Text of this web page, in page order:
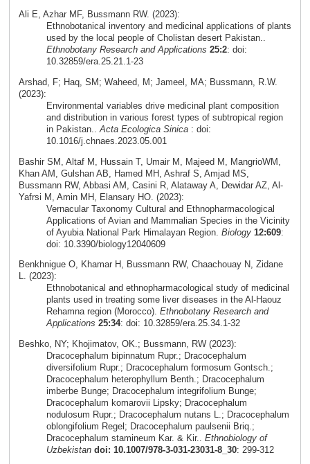
Ali E, Azhar MF, Bussmann RW. (2023):
Ethnobotanical inventory and medicinal applications of plants
used by the local people of Cholistan desert Pakistan..
Ethnobotany Research and Applications 25:2: doi:
10.32859/era.25.21.1-23
Arshad, F; Haq, SM; Waheed, M; Jameel, MA; Bussmann, R.W.
(2023):
Environmental variables drive medicinal plant composition
and distribution in various forest types of subtropical region
in Pakistan.. Acta Ecologica Sinica: doi:
10.1016/j.chnaes.2023.05.001
Bashir SM, Altaf M, Hussain T, Umair M, Majeed M, MangrioWM,
Khan AM, Gulshan AB, Hamed MH, Ashraf S, Amjad MS,
Bussmann RW, Abbasi AM, Casini R, Alataway A, Dewidar AZ, Al-
Yafrsi M, Amin MH, Elansary HO. (2023):
Vernacular Taxonomy Cultural and Ethnopharmacological
Applications of Avian and Mammalian Species in the Vicinity
of Ayubia National Park Himalayan Region. Biology 12:609:
doi: 10.3390/biology12040609
Benkhnigue O, Khamar H, Bussmann RW, Chaachouay N, Zidane
L. (2023):
Ethnobotanical and ethnopharmacological study of medicinal
plants used in treating some liver diseases in the Al-Haouz
Rehamna region (Morocco). Ethnobotany Research and
Applications 25:34: doi: 10.32859/era.25.34.1-32
Beshko, NY; Khojimatov, OK.; Bussmann, RW (2023):
Dracocephalum bipinnatum Rupr.; Dracocephalum
diversifolium Rupr.; Dracocephalum formosum Gontsch.;
Dracocephalum heterophyllum Benth.; Dracocephalum
imberbe Bunge; Dracocephalum integrifolium Bunge;
Dracocephalum komarovii Lipsky; Dracocephalum
nodulosum Rupr.; Dracocephalum nutans L.; Dracocephalum
oblongifolium Regel; Dracocephalum paulsenii Briq.;
Dracocephalum stamineum Kar. & Kir.. Ethnobiology of
Uzbekistan doi: 10.1007/978-3-031-23031-8_30: 299-312